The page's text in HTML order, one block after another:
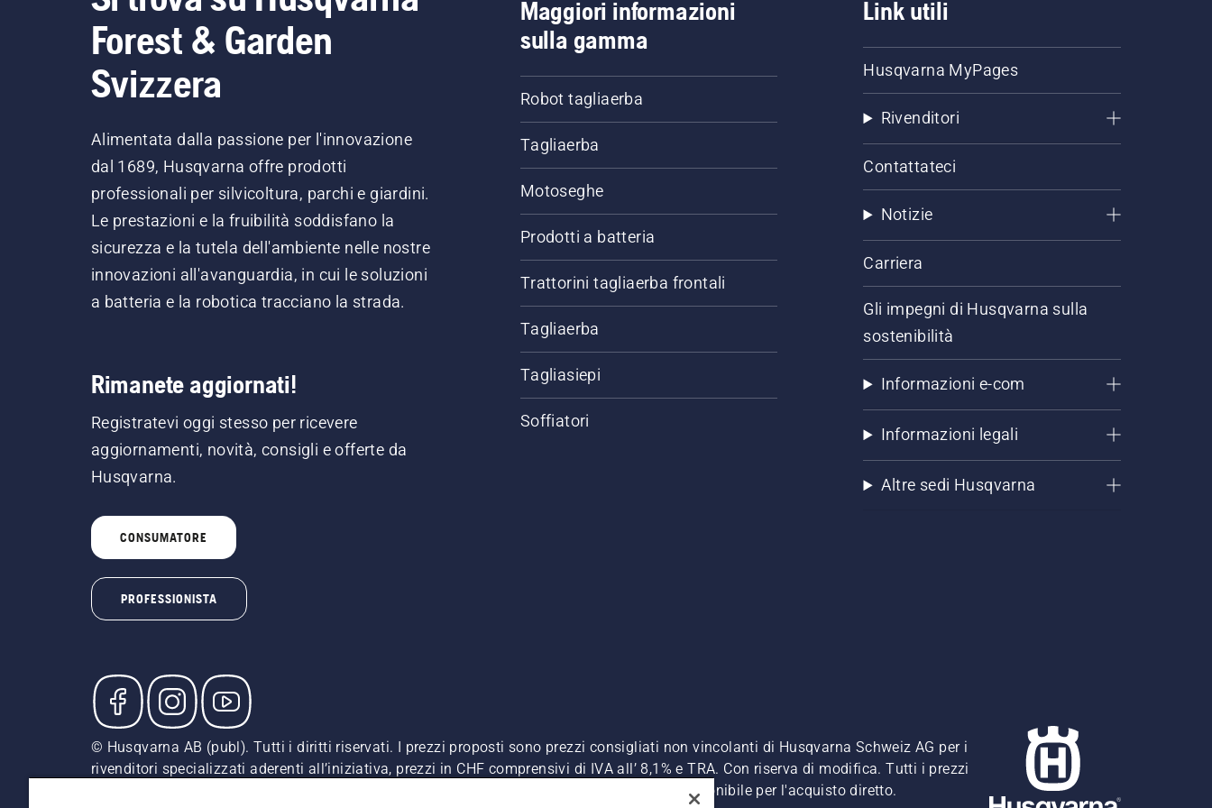
Forest & Garden
Svizzera
Alimentata dalla passione per l'innovazione
dal 1689, Husqvarna offre prodotti
professionali per silvicoltura, parchi e giardini.
Le prestazioni e la fruibilità soddisfano la
sicurezza e la tutela dell'ambiente nelle nostre
innovazioni all'avanguardia, in cui le soluzioni
a batteria e la robotica tracciano la strada.
Rimanete aggiornati!
Registratevi oggi stesso per ricevere
aggiornamenti, novità, consigli e offerte da
Husqvarna.
CONSUMATORE
PROFESSIONISTA
Maggiori informazioni
sulla gamma
Robot tagliaerba
Tagliaerba
Motoseghe
Prodotti a batteria
Trattorini tagliaerba frontali
Tagliaerba
Tagliasiepi
Soffiatori
Link utili
Husqvarna MyPages
Rivenditori
Contattateci
Notizie
Carriera
Gli impegni di Husqvarna sulla
sostenibilità
Informazioni e-com
Informazioni legali
Altre sedi Husqvarna
© Husqvarna AB (publ). Tutti i diritti riservati. I prezzi proposti sono prezzi consigliati non vincolanti di Husqvarna Schweiz AG per i
rivenditori specializzati aderenti all’iniziativa, prezzi in CHF comprensivi di IVA all’ 8,1% e TRA. Con riserva di modifica. Tutti i prezzi
indicati sono prezzi al dettaglio consigliati (IVA inclusa), a meno che il prodotto non sia disponibile per l'acquisto diretto.